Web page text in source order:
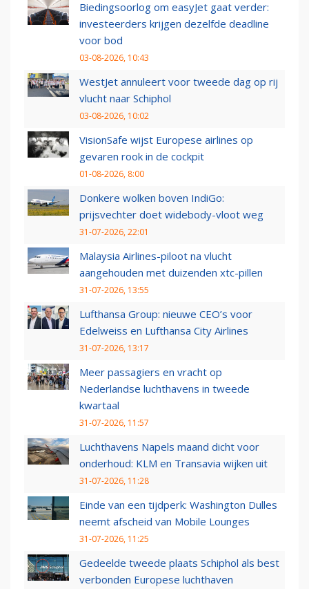
Biedingsoorlog om easyJet gaat verder:
investeerders krijgen dezelfde deadline
voor bod
03-08-2026, 10:43
WestJet annuleert voor tweede dag op rij
vlucht naar Schiphol
03-08-2026, 10:02
VisionSafe wijst Europese airlines op
gevaren rook in de cockpit
01-08-2026, 8:00
Donkere wolken boven IndiGo:
prijsvechter doet widebody-vloot weg
31-07-2026, 22:01
Malaysia Airlines-piloot na vlucht
aangehouden met duizenden xtc-pillen
31-07-2026, 13:55
Lufthansa Group: nieuwe CEO’s voor
Edelweiss en Lufthansa City Airlines
31-07-2026, 13:17
Meer passagiers en vracht op
Nederlandse luchthavens in tweede
kwartaal
31-07-2026, 11:57
Luchthavens Napels maand dicht voor
onderhoud: KLM en Transavia wijken uit
31-07-2026, 11:28
Einde van een tijdperk: Washington Dulles
neemt afscheid van Mobile Lounges
31-07-2026, 11:25
Gedeelde tweede plaats Schiphol als best
verbonden Europese luchthaven